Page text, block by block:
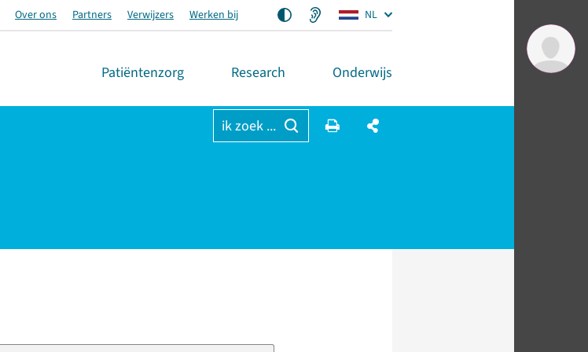
Over ons Partners Verwijzers Werken bij NL
Patiëntenzorg Research Onderwijs
ik zoek ...